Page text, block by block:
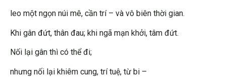
leo một ngọn núi mê, cần trí – và vô biên thời gian.
Khi gân đứt, thân đau; khi ngã mạn khởi, tâm đứt.
Nối lại gân thì có thể đi;
nhưng nối lại khiêm cung, trí tuệ, từ bi –